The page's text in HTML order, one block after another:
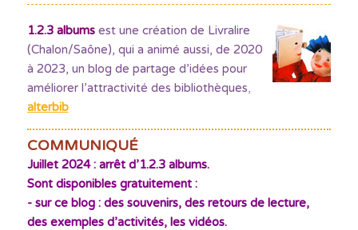
1.2.3 albumsest une création de Livralire
(Chalon/Saône), qui a animé aussi, de 2020
à 2023, un blog de partage d’idées pour
améliorer l’attractivité des bibliothèques,
alterbib
COMMUNIQUÉ
Juillet 2024 : arrêt d’1.2.3 albums.
Sont disponibles gratuitement :
- sur ce blog : des souvenirs, des retours de lecture,
des exemples d’activités, les vidéos.